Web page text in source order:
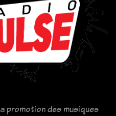
promotion des musiques